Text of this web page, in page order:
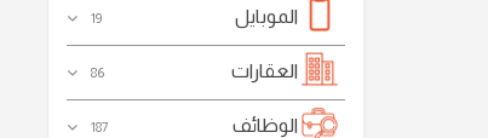
الموبايل 19
العقارات 86
الوظائف 187